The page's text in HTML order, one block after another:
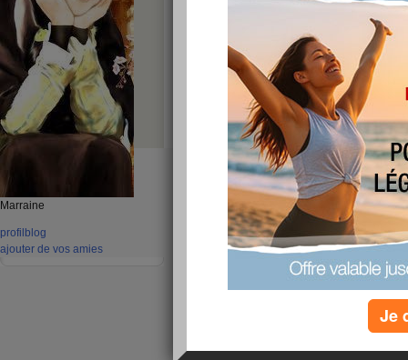
Marraine
profil blog
ajouter de vos amies
On continue...
J2 de ma bonne résolution,
continuer à noter sur le site
c'est relativement long
suis plûtot fière de moi
pain ce midi!
Il faut que je me contrôle car
baptême à mon neveu...
mon alimentation
Boisson au
beurre,
Omelette au
Dinde,
Biscuit sec,
Dîner :
Lasagne à
Je